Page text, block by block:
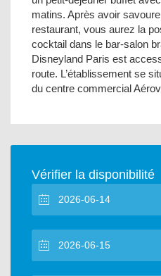
matins. Après avoir
restaurant, vous aurez la
cocktail dans le bar-salon
Disneyland Paris est
route. L’établissement se
du centre commercial
Vérifier la disponibilité